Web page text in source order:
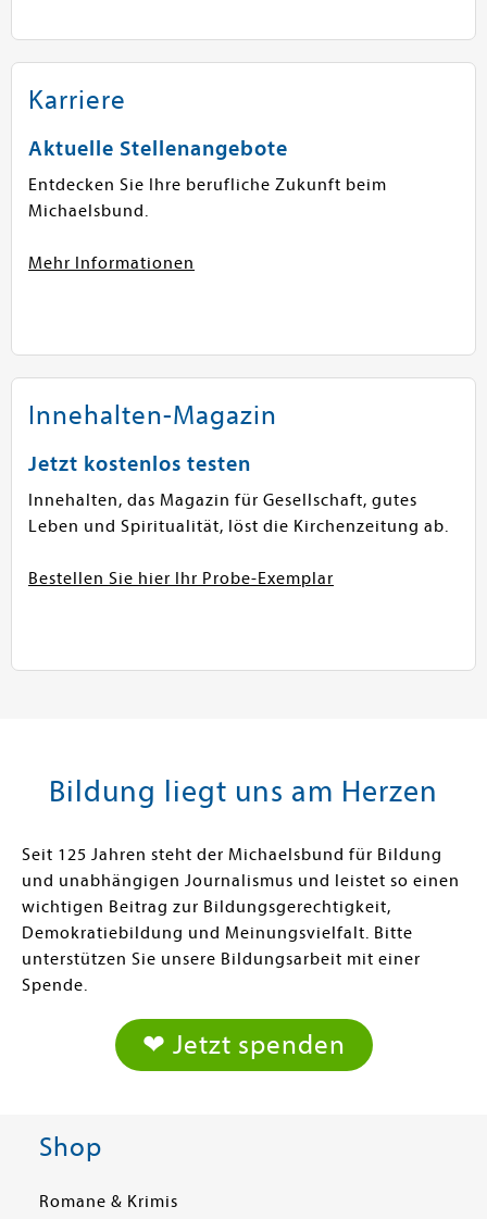
Karriere
Aktuelle Stellenangebote
Entdecken Sie Ihre berufliche Zukunft beim
Michaelsbund.
Mehr Informationen
Innehalten-Magazin
Jetzt kostenlos testen
Innehalten, das Magazin für Gesellschaft, gutes
Leben und Spiritualität, löst die Kirchenzeitung ab.
Bestellen Sie hier Ihr Probe-Exemplar
Bildung liegt uns am Herzen
Seit 125 Jahren steht der Michaelsbund für Bildung
und unabhängigen Journalismus und leistet so einen
wichtigen Beitrag zur Bildungsgerechtigkeit,
Demokratiebildung und Meinungsvielfalt. Bitte
unterstützen Sie unsere Bildungsarbeit mit einer
Spende.
❤ Jetzt spenden
Shop
Romane & Krimis